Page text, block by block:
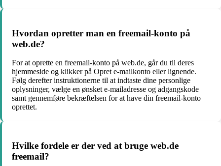
Hvordan opretter man en freemail-konto på
web.de?
For at oprette en freemail-konto på web.de, går du til deres
hjemmeside og klikker på Opret e-mailkonto eller lignende.
Følg derefter instruktionerne til at indtaste dine personlige
oplysninger, vælge en ønsket e-mailadresse og adgangskode
samt gennemføre bekræftelsen for at have din freemail-konto
oprettet.
Hvilke fordele er der ved at bruge web.de
freemail?